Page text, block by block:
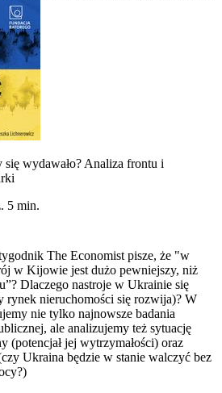
się wydawało? Analiza frontu i
5 min.
The Economist pisze, że "w
w Kijowie jest dużo pewniejszy, niż
Dlaczego nastroje w Ukrainie się
rynek nieruchomości się rozwija)? W
nie tylko najnowsze badania
ale analizujemy też sytuację
(potencjał jej wytrzymałości) oraz
Ukraina będzie w stanie walczyć bez